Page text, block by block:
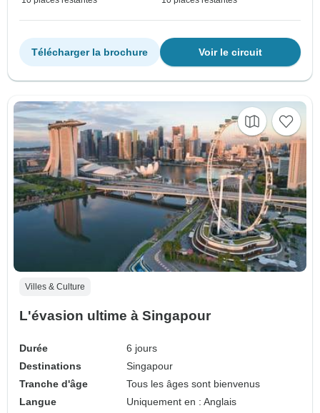
Voir le circuit
Télécharger la brochure
Villes & Culture
L'évasion ultime à Singapour
Durée
6 jours
Destinations
Singapour
Tranche d'âge
Tous les âges sont bienvenus
Langue
Uniquement en : Anglais